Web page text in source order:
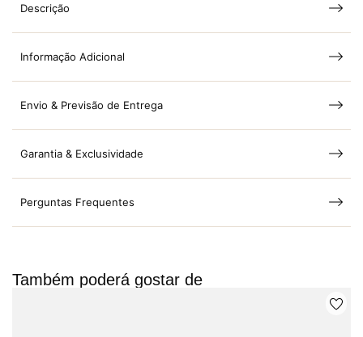
Descrição
Informação Adicional
Envio & Previsão de Entrega
Garantia & Exclusividade
Perguntas Frequentes
Também poderá gostar de